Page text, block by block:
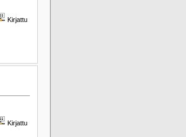
Kirjattu
Kirjattu